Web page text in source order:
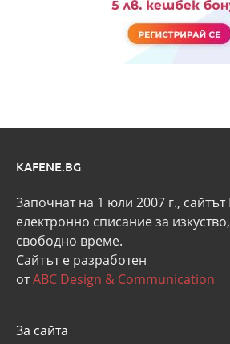
KAFENE.BG
Започнат на 1 юли 2007 г., сайтът
eлектронно списание за
свободно време.
Сайтът е разработен
отABC Design & Communication
За сайта